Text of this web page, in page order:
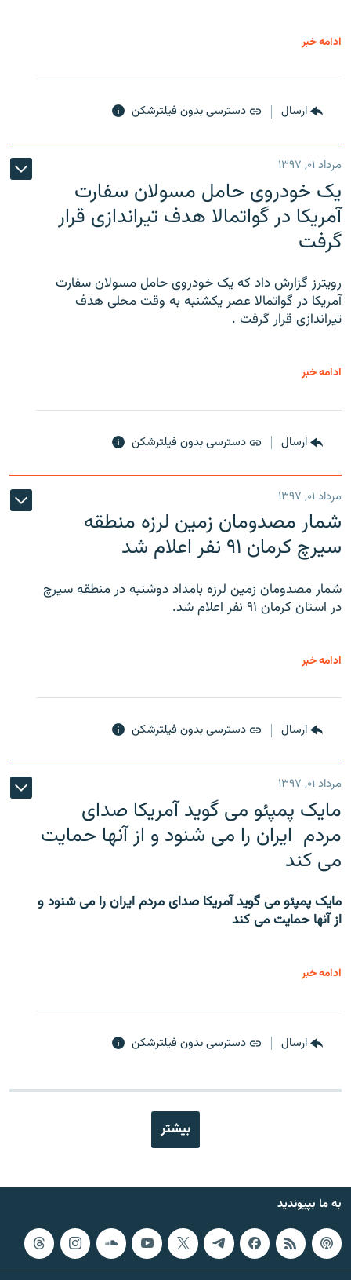
ادامه خبر
ارسال دسترسی بدون فیلترشکن
مرداد ۰۱, ۱۳۹۷
یک خودروی حامل مسولان سفارت
آمریکا در گواتمالا هدف تیراندازی قرار
گرفت
رویترز گزارش داد که یک خودروی حامل مسولان سفارت
آمریکا در گواتمالا عصر یکشنبه به وقت محلی هدف
تیراندازی قرار گرفت .
ادامه خبر
ارسال دسترسی بدون فیلترشکن
مرداد ۰۱, ۱۳۹۷
شمار مصدومان زمین لرزه منطقه
سیرچ کرمان ۹۱ نفر اعلام شد
شمار مصدومان زمین لرزه بامداد دوشنبه در منطقه سیرچ
در استان کرمان ۹۱ نفر اعلام شد.
ادامه خبر
ارسال دسترسی بدون فیلترشکن
مرداد ۰۱, ۱۳۹۷
مایک پمپئو می گوید آمریکا صدای
مردم ایران را می شنود و از آنها حمایت
می کند
مایک پمپئو می گوید آمریکا صدای مردم ایران را می شنود و
از آنها حمایت می کند
ادامه خبر
ارسال دسترسی بدون فیلترشکن
بیشتر
به ما بپیوندید